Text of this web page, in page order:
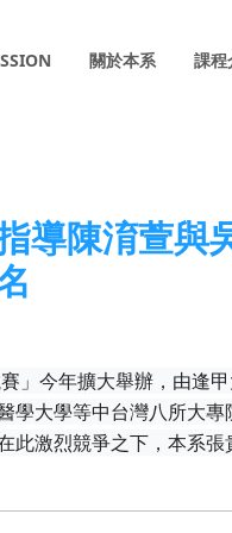
關於本系 課程
導陳淯萱與
」今年擴大舉辦，由逢
學大學等中台灣八所大
此激烈競爭之下，本系張